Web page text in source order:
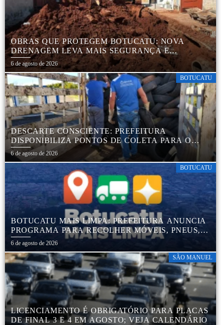
OBRAS QUE PROTEGEM BOTUCATU: NOVA
DRENAGEM LEVA MAIS SEGURANÇA E
TRANQUILIDADE AOS MORADORES DA COHAB
5
6 de agosto de 2026
BOTUCATU
DESCARTE CONSCIENTE: PREFEITURA
DISPONIBILIZA PONTOS DE COLETA PARA O
DESCARTE AMBIENTALMENTE CORRETO DE
PNEUS, GARANTINDO DESTINAÇÃO ADEQUADA
E PRESERVAÇÃO AMBIENTAL
6 de agosto de 2026
BOTUCATU
BOTUCATU MAIS LIMPA: PREFEITURA ANUNCIA
PROGRAMA PARA RECOLHER MÓVEIS, PNEUS,
COLCHÕES E OUTROS MATERIAIS SEM USO
6 de agosto de 2026
SÃO MANUEL
LICENCIAMENTO É OBRIGATÓRIO PARA PLACAS
DE FINAL 3 E 4 EM AGOSTO; VEJA CALENDÁRIO